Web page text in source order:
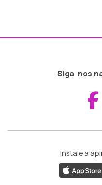
Siga-nos
Instale a